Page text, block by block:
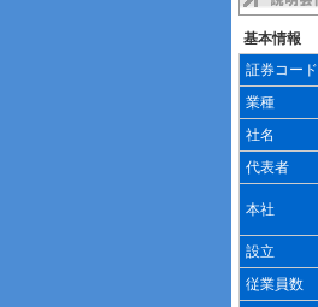
基本情報
証券コード
業種
社名
代表者
本社
設立
従業員数